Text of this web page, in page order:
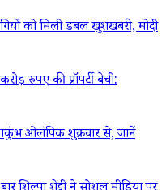
को मिली डबल खुशखबरी, मोदी
रुपए की प्रॉपर्टी बेची:
ओलंपिक शुक्रवार से, जानें